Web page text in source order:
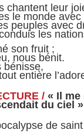
chantent leur
le monde avec
peuples avec
les
son fruit ;
nous bénit.
bénisse,
entière
/ « Il me
du ciel »
de